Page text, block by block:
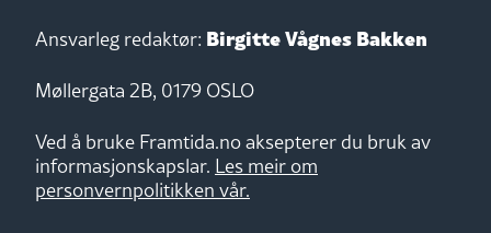
Ansvarleg redaktør: Birgitte Vågnes Bakken
Møllergata 2B, 0179 OSLO
Ved å bruke Framtida.no aksepterer du bruk av
informasjonskapslar. Les meir om
personvernpolitikken vår.